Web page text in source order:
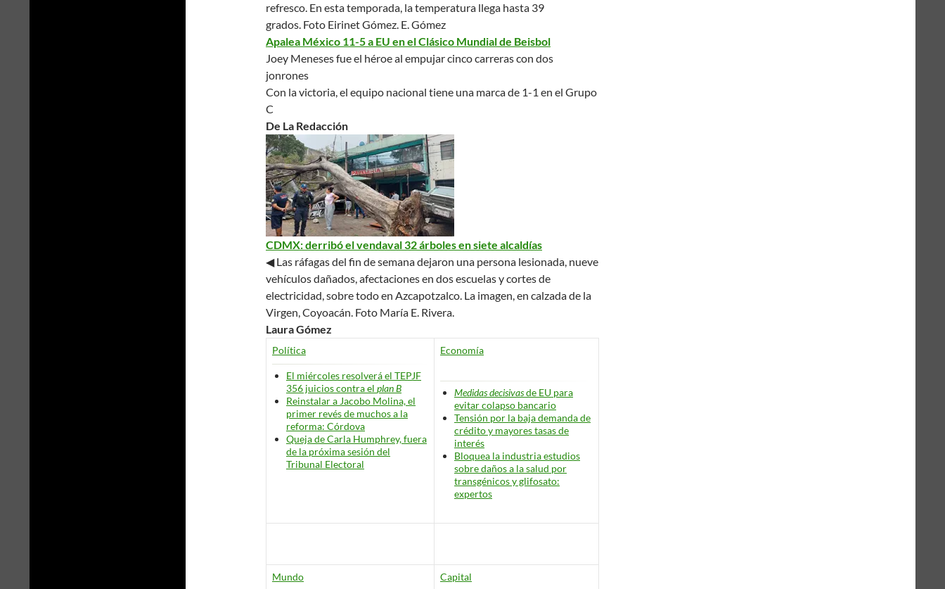
refresco. En esta temporada, la temperatura llega hasta 39
grados. Foto Eirinet Gómez. E. Gómez
Apalea México 11-5 a EU en el Clásico Mundial de Beisbol
Joey Meneses fue el héroe al empujar cinco carreras con dos
jonrones
Con la victoria, el equipo nacional tiene una marca de 1-1 en el Grupo
C
De La Redacción
CDMX: derribó el vendaval 32 árboles en siete alcaldías
◀ Las ráfagas del fin de semana dejaron una persona lesionada, nueve
vehículos dañados, afectaciones en dos escuelas y cortes de
electricidad, sobre todo en Azcapotzalco. La imagen, en calzada de la
Virgen, Coyoacán. Foto María E. Rivera.
Laura Gómez
Política
El miércoles resolverá el TEPJF
356 juicios contra el plan B
Reinstalar a Jacobo Molina, el
primer revés de muchos a la
reforma: Córdova
Queja de Carla Humphrey, fuera
de la próxima sesión del
Tribunal Electoral
Economía
Medidas decisivasde EU para
evitar colapso bancario
Tensión por la baja demanda de
crédito y mayores tasas de
interés
Bloquea la industria estudios
sobre daños a la salud por
transgénicos y glifosato:
expertos
Mundo Capital